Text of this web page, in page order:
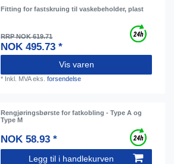
Fitting for fastskruing til vaskebeholder, plast
RRP NOK 619.71
NOK 495.73 *
Vis varen
* Inkl. MVAeks.forsendelse
Rengjøringsbørste for fatkobling - Type A og
Type M
NOK 58.93 *
Legg til i handlekurven